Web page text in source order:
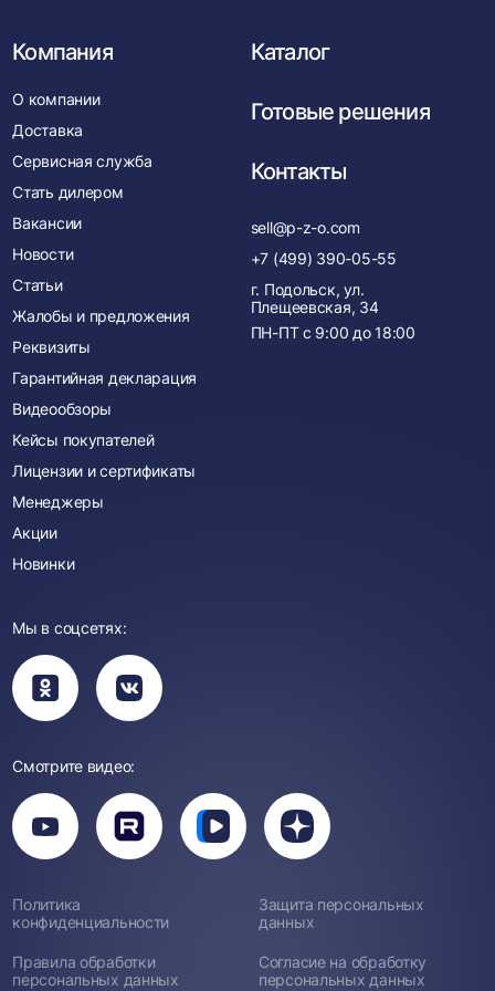
Компания
О компании
Доставка
Сервисная служба
Стать дилером
Вакансии
Новости
Статьи
Жалобы и предложения
Реквизиты
Гарантийная декларация
Видеообзоры
Кейсы покупателей
Лицензии и сертификаты
Менеджеры
Акции
Новинки
Каталог
Готовые решения
Контакты
sell@p-z-o.com
+7 (499) 390-05-55
г. Подольск, ул.
Плещеевская, 34
ПН-ПТ с 9:00 до 18:00
Мы в соцсетях:
Вы
перейдете
в
группу
Вы
перейдете
в
группу
Смотрите видео:
Вы
перейдете
на
канал
Вы
перейдете
Вы
перейдете
Вы
перейдете
Дзен
Политика
конфиденциальности
Защита персональных
данных
Правила обработки
персональных данных
Согласие на обработку
персональных данных